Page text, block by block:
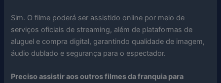
Sim. O filme poderá ser assistido online por meio de
serviços oficiais de streaming, além de plataformas de
aluguel e compra digital, garantindo qualidade de imagem,
áudio dublado e segurança para o espectador.
Preciso assistir aos outros filmes da franquia para